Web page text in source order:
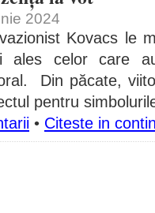
2024
Kovacs le
ales celor care
Din păcate,
pentru
• Citeste in